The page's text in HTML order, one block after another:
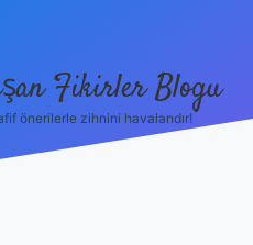
Fikirler Blogu
önerilerle zihnini havalandır!